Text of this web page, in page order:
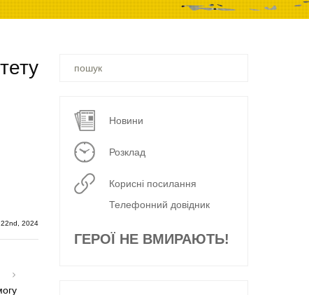
22nd, 2024
шукали
Новини
Розклад
Корисні посилання
Телефонний довідник
ГЕРОЇ НЕ ВМИРАЮТЬ!